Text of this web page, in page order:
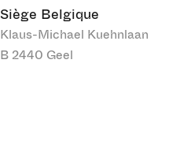
Siège Belgique
Klaus-Michael Kuehnlaan
B 2440 Geel